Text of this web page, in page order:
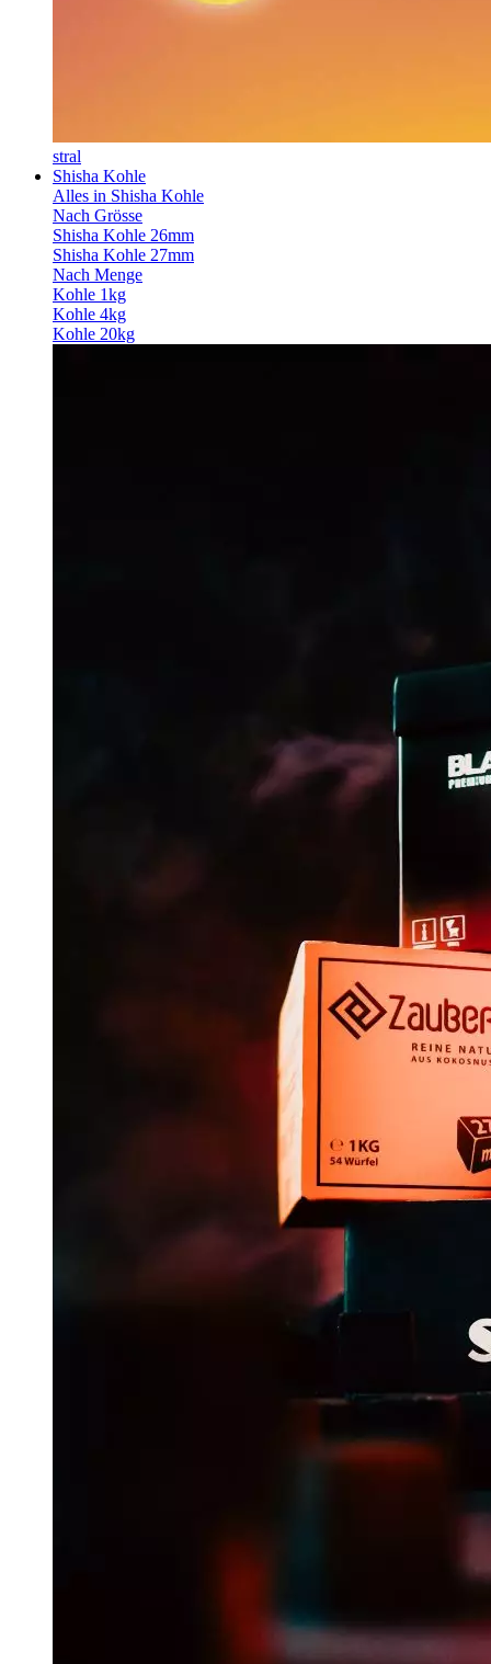
stral
Shisha Kohle
Alles in Shisha Kohle
Nach Grösse
Shisha Kohle 26mm
Shisha Kohle 27mm
Nach Menge
Kohle 1kg
Kohle 4kg
Kohle 20kg